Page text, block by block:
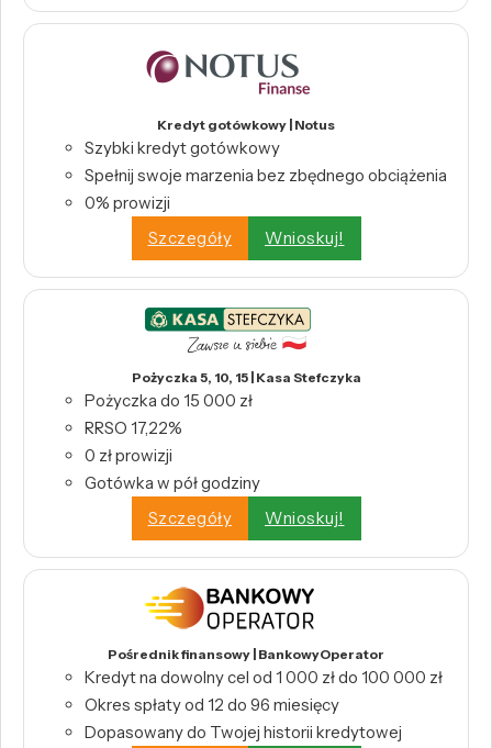
Kredyt gotówkowy | Notus
Szybki kredyt gotówkowy
Spełnij swoje marzenia bez zbędnego obciążenia
0% prowizji
Szczegóły
Wnioskuj!
Pożyczka 5, 10, 15 | Kasa Stefczyka
Pożyczka do 15 000 zł
RRSO 17,22%
0 zł prowizji
Gotówka w pół godziny
Szczegóły
Wnioskuj!
Pośrednik finansowy | BankowyOperator
Kredyt na dowolny cel od 1 000 zł do 100 000 zł
Okres spłaty od 12 do 96 miesięcy
Dopasowany do Twojej historii kredytowej